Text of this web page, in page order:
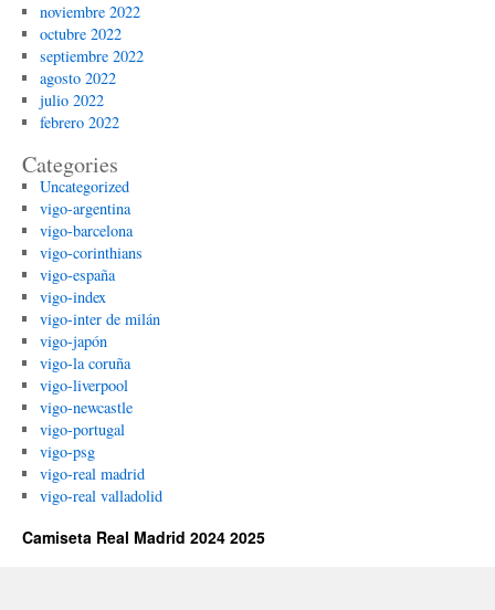
noviembre 2022
octubre 2022
septiembre 2022
agosto 2022
julio 2022
febrero 2022
Categories
Uncategorized
vigo-argentina
vigo-barcelona
vigo-corinthians
vigo-españa
vigo-index
vigo-inter de milán
vigo-japón
vigo-la coruña
vigo-liverpool
vigo-newcastle
vigo-portugal
vigo-psg
vigo-real madrid
vigo-real valladolid
Camiseta Real Madrid 2024 2025